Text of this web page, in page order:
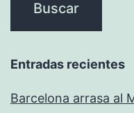
Entradas recientes
Barcelona arrasa al